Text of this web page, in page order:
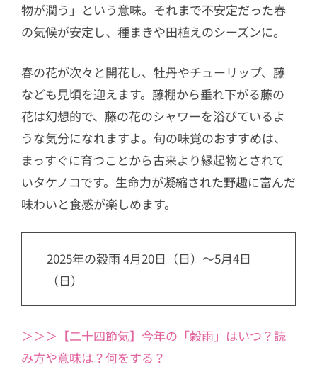
物が潤う」という意味。それまで不安定だった春
の気候が安定し、種まきや田植えのシーズンに。
春の花が次々と開花し、牡丹やチューリップ、藤
なども見頃を迎えます。藤棚から垂れ下がる藤の
花は幻想的で、藤の花のシャワーを浴びているよ
うな気分になれますよ。旬の味覚のおすすめは、
まっすぐに育つことから古来より縁起物とされて
いタケノコです。生命力が凝縮された野趣に富んだ
味わいと食感が楽しめます。
2025年の穀雨 4月20日（日）～5月4日
（日）
＞＞＞【二十四節気】今年の「穀雨」はいつ？読
み方や意味は？何をする？